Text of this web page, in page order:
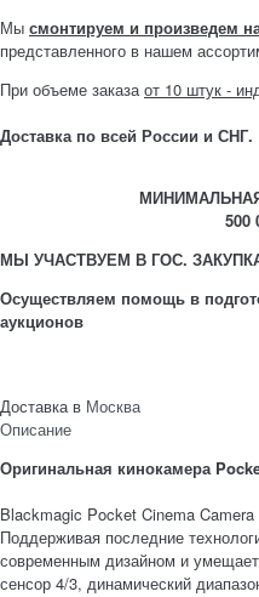
Мы смонтируем и произведем
представленного в нашем
При объеме заказа от 10 штук -
Доставка по всей России и СНГ.
500
МЫ УЧАСТВУЕМ В ГОС.
Осуществляем помощь в
аукционов
Доставка в Москва
Описание
Оригинальная кинокамера
Blackmagic Pocket Cinema
Поддерживая последние
современным дизайном и
сенсор 4/3, динамический